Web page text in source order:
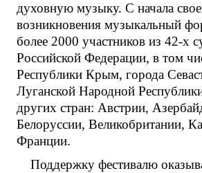
духовную музыку. С начала
возникновения музыкальный
более 2000 участников из 42-х
Российской Федерации, в том
Республики Крым, города
Луганской Народной
других стран: Австрии,
Белоруссии, Великобритании,
Франции.
Поддержку фестивалю